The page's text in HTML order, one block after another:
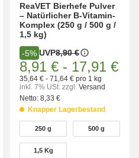
ReaVET Bierhefe Pulver
– Natürlicher B-Vitamin-
Komplex (250 g / 500 g /
1,5 kg)
-5% UVP8,90 €
8,91 € - 17,91 €
35,64 € - 71,64 € pro 1 kg
inkl. 7% USt. zzgl. Versand
Netto: 8,33 €
Knapper Lagerbestand
wählen
250 g
250 g 500 g
500 g
1,5 Kg
1,5 Kg